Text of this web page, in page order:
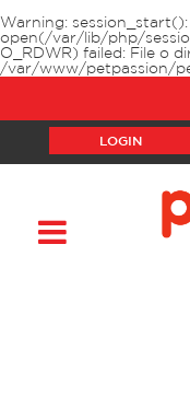
Warning: session_start():
open(/var/lib/php/
O_RDWR) failed: File o
/var/www/petpassion/
LOGIN